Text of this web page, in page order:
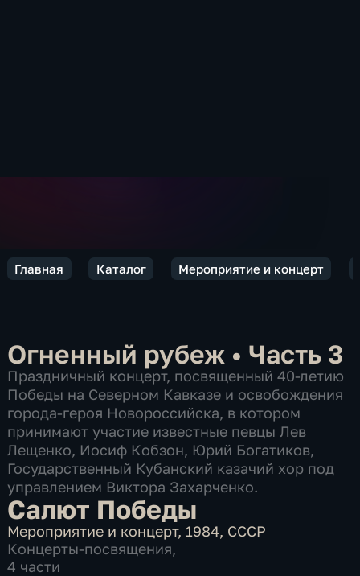
Главная Каталог Мероприятие и концерт
Огненный рубеж • Часть 3
Праздничный концерт, посвященный 40-летию
Победы на Северном Кавказе и освобождения
города-героя Новороссийска, в котором
принимают участие известные певцы Лев
Лещенко, Иосиф Кобзон, Юрий Богатиков,
Государственный Кубанский казачий хор под
управлением Виктора Захарченко.
Салют Победы
Мероприятие и концерт, 1984, СССР
Концерты-посвящения,
4 части